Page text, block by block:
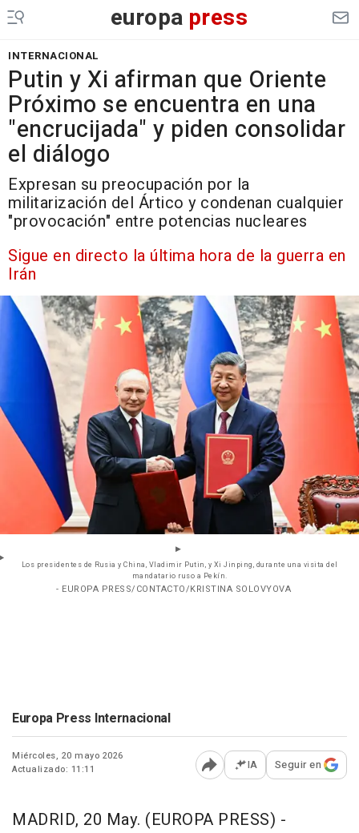
europa press
INTERNACIONAL
Putin y Xi afirman que Oriente
Próximo se encuentra en una
"encrucijada" y piden consolidar
el diálogo
Expresan su preocupación por la
militarización del Ártico y condenan cualquier
"provocación" entre potencias nucleares
Sigue en directo la última hora de la guerra en
Irán
Los presidentes de Rusia y China, Vladimir Putin, y Xi Jinping, durante una visita del
mandatario ruso a Pekín.
- EUROPA PRESS/CONTACTO/KRISTINA SOLOVYOVA
Europa Press Internacional
Miércoles, 20 mayo 2026
Actualizado: 11:11
Abrir opciones para
IA Seguir en
MADRID, 20 May. (EUROPA PRESS) -